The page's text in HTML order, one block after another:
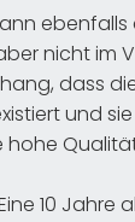
ebenfalls
nicht im
dass
und
hohe
10 Jahre